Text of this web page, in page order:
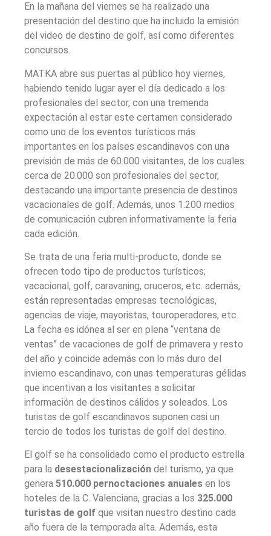
En la mañana del viernes se ha realizado una
presentación del destino que ha incluido la emisión
del video de destino de golf, así como diferentes
concursos.
MATKA abre sus puertas al público hoy viernes,
habiendo tenido lugar ayer el día dedicado a los
profesionales del sector, con una tremenda
expectación al estar este certamen considerado
como uno de los eventos turísticos más
importantes en los países escandinavos con una
previsión de más de 60.000 visitantes, de los cuales
cerca de 20.000 son profesionales del sector,
destacando una importante presencia de destinos
vacacionales de golf. Además, unos 1.200 medios
de comunicación cubren informativamente la feria
cada edición.
Se trata de una feria multi-producto, donde se
ofrecen todo tipo de productos turísticos;
vacacional, golf, caravaning, cruceros, etc. además,
están representadas empresas tecnológicas,
agencias de viaje, mayoristas, touroperadores, etc.
La fecha es idónea al ser en plena “ventana de
ventas” de vacaciones de golf de primavera y resto
del año y coincide además con lo más duro del
invierno escandinavo, con unas temperaturas gélidas
que incentivan a los visitantes a solicitar
información de destinos cálidos y soleados. Los
turistas de golf escandinavos suponen casi un
tercio de todos los turistas de golf del destino.
El golf se ha consolidado como el producto estrella
para la desestacionalización del turismo, ya que
genera 510.000 pernoctaciones anuales en los
hoteles de la C. Valenciana, gracias a los 325.000
turistas de golf que visitan nuestro destino cada
año fuera de la temporada alta. Además, esta